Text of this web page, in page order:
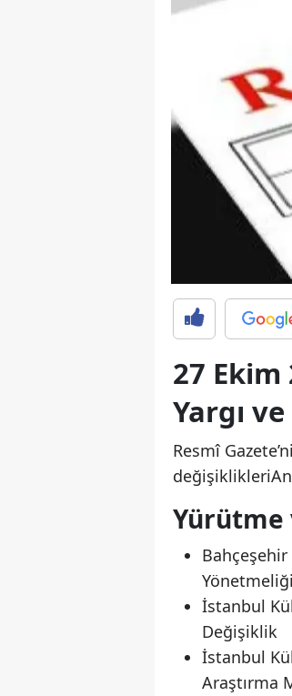
27 Ekim
Yargı
Resmî
Yürütme
İstanbul
Değişiklik
İstanbul
Araştırma